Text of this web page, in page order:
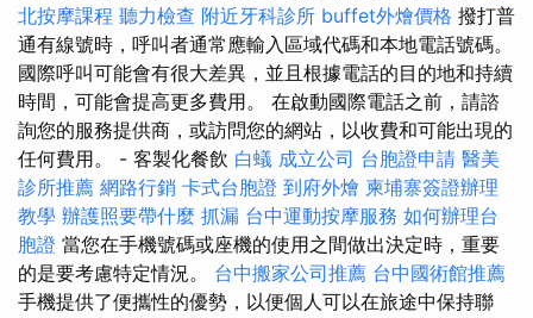
北按摩課程 聽力檢查 附近牙科診所 buffet外燴價格 撥打普
通有線號時，呼叫者通常應輸入區域代碼和本地電話號碼。
國際呼叫可能會有很大差異，並且根據電話的目的地和持續
時間，可能會提高更多費用。 在啟動國際電話之前，請諮
詢您的服務提供商，或訪問您的網站，以收費和可能出現的
任何費用。 - 客製化餐飲 白蟻 成立公司 台胞證申請 醫美
診所推薦 網路行銷 卡式台胞證 到府外燴 柬埔寨簽證辦理
教學 辦護照要帶什麼 抓漏 台中運動按摩服務 如何辦理台
胞證 當您在手機號碼或座機的使用之間做出決定時，重要
的是要考慮特定情況。 台中搬家公司推薦 台中國術館推薦
手機提供了便攜性的優勢，以便個人可以在旅途中保持聯